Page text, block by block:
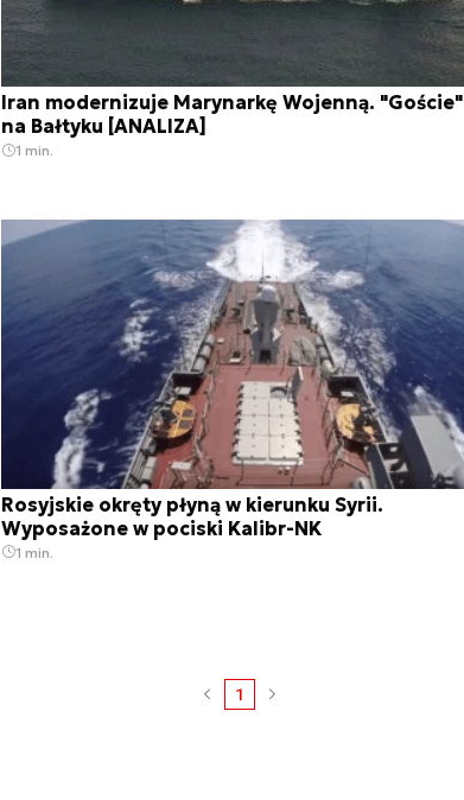
Iran modernizuje Marynarkę Wojenną. "Goście"
na Bałtyku [ANALIZA]
1 min.
Rosyjskie okręty płyną w kierunku Syrii.
Wyposażone w pociski Kalibr-NK
1 min.
1